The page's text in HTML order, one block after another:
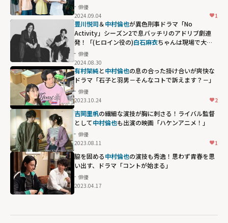
俳優
2024.09.04
1
豊川悦司＆中村倫也が異色刑事ドラマ「No
Activity」シーズン2で息バッチリのアドリブ劇連
発！「(ヒロイン役の)白石麻衣ちゃんは現場で大変
だったと思います(笑)」
俳優
2024.08.30
有村架純と中村倫也の息の合った掛け合いが爽快な
ドラマ「石子と羽男－そんなコトで訴えます？－」
俳優
2023.10.24
2
吉岡里帆の繊細な演技が胸に刺さる！ライバル監督
として中村倫也も出演の映画「ハケンアニメ！」
俳優
2023.08.11
1
脇を固める中村倫也の演技も秀逸！思わず青春を思
い出す、ドラマ「コントが始まる」
俳優
2023.04.17